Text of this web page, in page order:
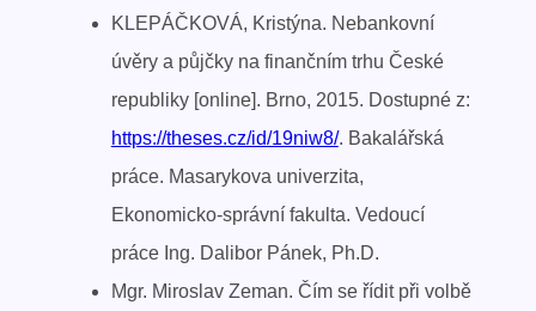
KLEPÁČKOVÁ, Kristýna. Nebankovní
úvěry a půjčky na finančním trhu České
republiky [online]. Brno, 2015. Dostupné z:
https://theses.cz/id/19niw8/. Bakalářská
práce. Masarykova univerzita,
Ekonomicko-správní fakulta. Vedoucí
práce Ing. Dalibor Pánek, Ph.D.
Mgr. Miroslav Zeman. Čím se řídit při volbě